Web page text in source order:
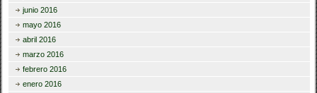
junio 2016
mayo 2016
abril 2016
marzo 2016
febrero 2016
enero 2016